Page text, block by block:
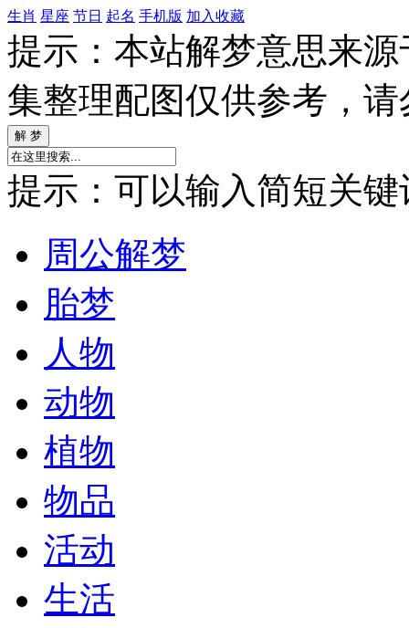
生肖 星座 节日 起名 手机版 加入收藏
提示：本站解梦意思来
集整理配图仅供参考，
提示：可以输入简短关键
周公解梦
胎梦
人物
动物
植物
物品
活动
生活